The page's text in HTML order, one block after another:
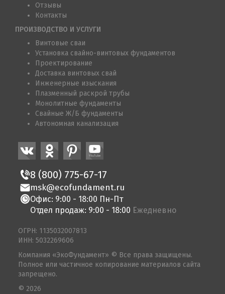
Отзывы
Контакты
ПРОИЗВОДСТВО И УСЛУГИ
Винтовые сваи
Установка свайно-винтовых фундаментов
Проектирование
Доставка винтовых свай
Инженерные изыскания
Плазменный раскрой трубы
Монолитные фундаменты
Свайные Ж/Б фундаменты
Автономная канализация
8 (800) 775-67-17
msk@ecofundament.ru
Офис: 9:00 - 18:00 Пн-Пт
Отдел продаж: 9:00 - 18:00 Ежедневно
ОГРН: 1135032007813
ИНН: 5032269606
Компания «ЭкоФундамент» © Все права защищены.
Полное или частичное копирование материалов сайта
запрещено.
© 2026